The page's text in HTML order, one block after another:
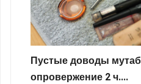
Пустые доводы
опровержение 2 ч....